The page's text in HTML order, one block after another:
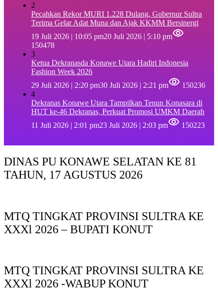
2
Pecahkan Rekor MURI 1.228 Dulang, Gubernur Sultra
Terima Gelar Adat Muna dan Ajak KKMM Bersinergi
19 Juli 2026 | 10:05 pm20 Juli 2026 | 5:10 pm
150478
3
Ketua Dekranasda Konawe Utara Hadiri Indonesia
Fashion Week 2026
29 Juli 2026 | 2:20 pm30 Juli 2026 | 2:21 pm
150236
4
Dekranas Konawe Utara Tampilkan Tenun Konasara di
HUT ke-46 Dekranas, Perkuat Promosi UMKM Daerah
11 Juli 2026 | 2:01 pm23 Juli 2026 | 2:03 pm 150223
DINAS PU KONAWE SELATAN KE 81
TAHUN, 17 AGUSTUS 2026
MTQ TINGKAT PROVINSI SULTRA KE
XXXl 2026 – BUPATI KONUT
MTQ TINGKAT PROVINSI SULTRA KE
XXXl 2026 -WABUP KONUT